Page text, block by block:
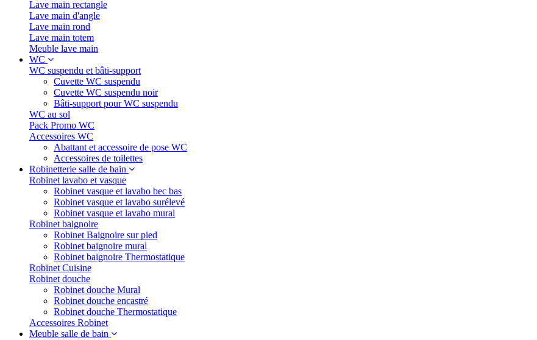
Lave main rectangle
Lave main d'angle
Lave main rond
Lave main totem
Meuble lave main
WC
WC suspendu et bâti-support
Cuvette WC suspendu
Cuvette WC suspendu noir
Bâti-support pour WC suspendu
WC au sol
Pack Promo WC
Accessoires WC
Abattant et accessoire de pose WC
Accessoires de toilettes
Robinetterie salle de bain
Robinet lavabo et vasque
Robinet vasque et lavabo bec bas
Robinet vasque et lavabo surélevé
Robinet vasque et lavabo mural
Robinet baignoire
Robinet Baignoire sur pied
Robinet baignoire mural
Robinet baignoire Thermostatique
Robinet Cuisine
Robinet douche
Robinet douche Mural
Robinet douche encastré
Robinet douche Thermostatique
Accessoires Robinet
Meuble salle de bain